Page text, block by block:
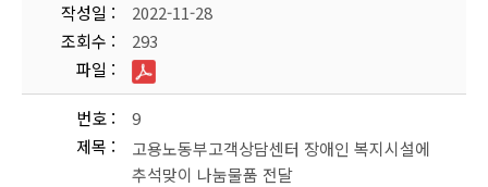
작성일
2022-11-28
조회수
293
파일
번호
9
제목
고용노동부고객상담센터 장애인 복지시설에
추석맞이 나눔물품 전달